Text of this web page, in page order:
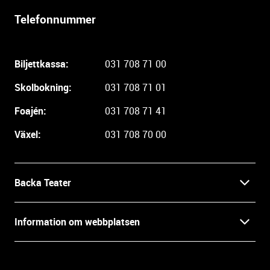
Telefonnummer
Biljettkassa:
031 708 71 00
Skolbokning:
031 708 71 01
Foajén:
031 708 71 41
Växel:
031 708 70 00
Backa Teater
Press
Information om webbplatsen